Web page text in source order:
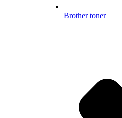
Brother toner